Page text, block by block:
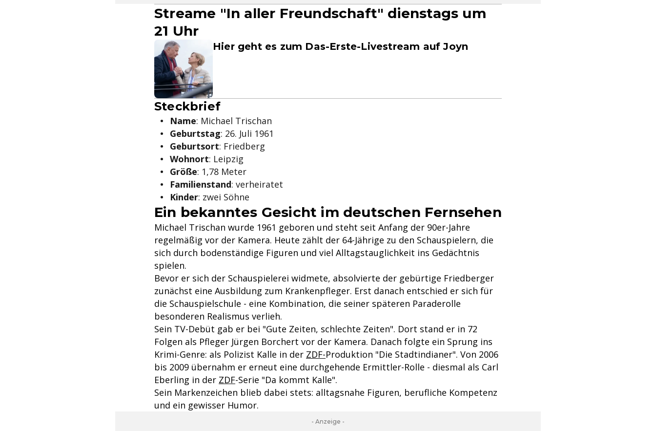
Streame "In aller Freundschaft" dienstags um
21 Uhr
Hier geht es zum Das-Erste-Livestream auf Joyn
Steckbrief
Name: Michael Trischan
Geburtstag: 26. Juli 1961
Geburtsort: Friedberg
Wohnort: Leipzig
Größe: 1,78 Meter
Familienstand: verheiratet
Kinder: zwei Söhne
Ein bekanntes Gesicht im deutschen Fernsehen
Michael Trischan wurde 1961 geboren und steht seit Anfang der 90er-Jahre
regelmäßig vor der Kamera. Heute zählt der 64-Jährige zu den Schauspielern, die
sich durch bodenständige Figuren und viel Alltagstauglichkeit ins Gedächtnis
spielen.
Bevor er sich der Schauspielerei widmete, absolvierte der gebürtige Friedberger
zunächst eine Ausbildung zum Krankenpfleger. Erst danach entschied er sich für
die Schauspielschule - eine Kombination, die seiner späteren Paraderolle
besonderen Realismus verlieh.
Sein TV-Debüt gab er bei "Gute Zeiten, schlechte Zeiten". Dort stand er in 72
Folgen als Pfleger Jürgen Borchert vor der Kamera. Danach folgte ein Sprung ins
Krimi-Genre: als Polizist Kalle in der ZDF-Produktion "Die Stadtindianer". Von 2006
bis 2009 übernahm er erneut eine durchgehende Ermittler-Rolle - diesmal als Carl
Eberling in der ZDF-Serie "Da kommt Kalle".
Sein Markenzeichen blieb dabei stets: alltagsnahe Figuren, berufliche Kompetenz
und ein gewisser Humor.
- Anzeige -